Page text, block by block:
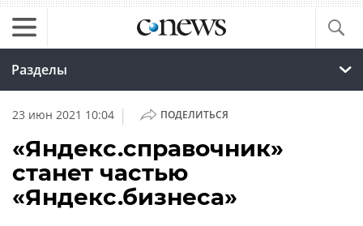
Разделы
23 июн 2021 10:04 | ПОДЕЛИТЬСЯ
«Яндекс.справочник»
станет частью
«Яндекс.бизнеса»